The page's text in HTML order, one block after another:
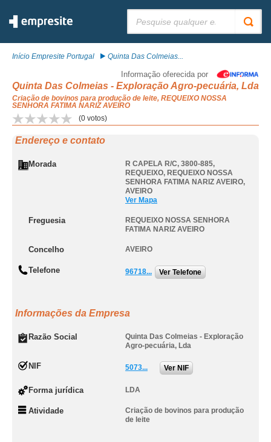
Início Empresite Portugal Quinta Das Colmeias...
Informação oferecida por
Quinta Das Colmeias - Exploração Agro-pecuária, Lda
Criação de bovinos para produção de leite, REQUEIXO NOSSA
SENHORA FATIMA NARIZ AVEIRO
(0 votos)
Endereço e contato
Morada
R CAPELA R/C, 3800-885,
REQUEIXO, REQUEIXO NOSSA
SENHORA FATIMA NARIZ AVEIRO,
AVEIRO
Ver Mapa
Freguesia
REQUEIXO NOSSA SENHORA
FATIMA NARIZ AVEIRO
Concelho AVEIRO
Telefone 96718... Ver Telefone
Informações da Empresa
Razão Social
Quinta Das Colmeias - Exploração
Agro-pecuária, Lda
NIF 5073... Ver NIF
Forma jurídica LDA
Atividade
Criação de bovinos para produção
de leite